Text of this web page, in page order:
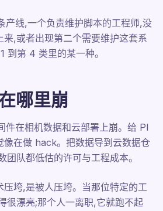
产线,一个负责维护脚本的工程师,没
来,或者出现第二个需要维护这套系
到第 4 类里的某一种。
哪里崩
件在相机数据和云部署上崩。给 PI
像在做 hack。把数据导到云数据仓
团队都低估的许可与工程成本。
压垮,是被人压垮。当那位特定的工
很漂亮;那个人一离职,它就跑不起